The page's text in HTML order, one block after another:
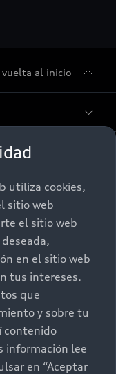
utiliza cookies,
sitio web
el sitio web
en el sitio web
tus intereses.
que
y sobre tu
contenido
información lee
en “Aceptar
vuelta al inicio